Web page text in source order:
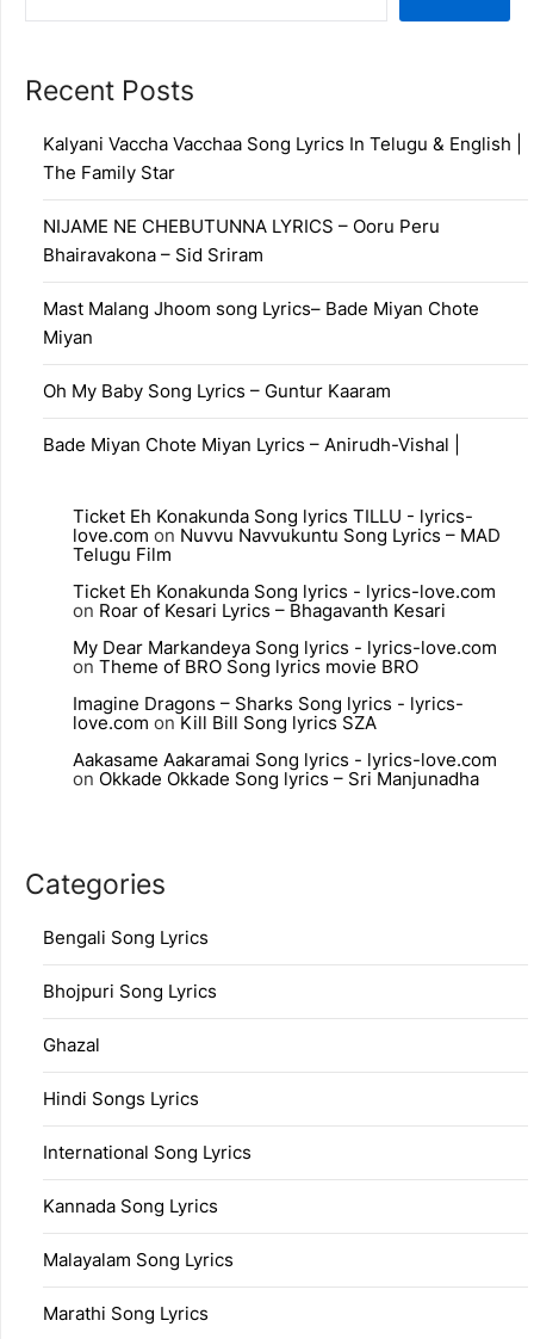
Recent Posts
Kalyani Vaccha Vacchaa Song Lyrics In Telugu & English |
The Family Star
NIJAME NE CHEBUTUNNA LYRICS – Ooru Peru
Bhairavakona – Sid Sriram
Mast Malang Jhoom song Lyrics– Bade Miyan Chote
Miyan
Oh My Baby Song Lyrics – Guntur Kaaram
Bade Miyan Chote Miyan Lyrics – Anirudh-Vishal |
Ticket Eh Konakunda Song lyrics TILLU - lyrics-
love.com on Nuvvu Navvukuntu Song Lyrics – MAD
Telugu Film
Ticket Eh Konakunda Song lyrics - lyrics-love.com
on Roar of Kesari Lyrics – Bhagavanth Kesari
My Dear Markandeya Song lyrics - lyrics-love.com
on Theme of BRO Song lyrics movie BRO
Imagine Dragons – Sharks Song lyrics - lyrics-
love.com onKill Bill Song lyrics SZA
Aakasame Aakaramai Song lyrics - lyrics-love.com
on Okkade Okkade Song lyrics – Sri Manjunadha
Categories
Bengali Song Lyrics
Bhojpuri Song Lyrics
Ghazal
Hindi Songs Lyrics
International Song Lyrics
Kannada Song Lyrics
Malayalam Song Lyrics
Marathi Song Lyrics